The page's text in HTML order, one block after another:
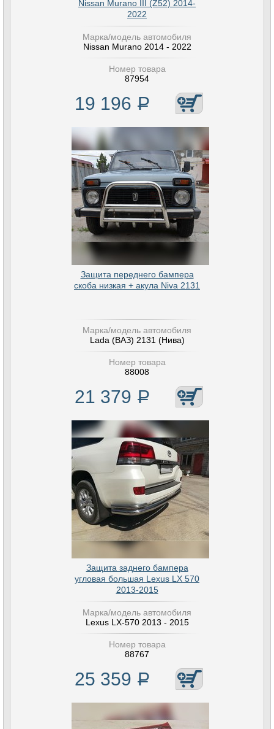
Nissan Murano III (Z52) 2014-
2022
Марка/модель автомобиля
Nissan Murano 2014 - 2022
Номер товара
87954
19 196 Р
Защита переднего бампера
скоба низкая + акула Niva 2131
Марка/модель автомобиля
Lada (ВАЗ) 2131 (Нива)
Номер товара
88008
21 379 Р
Защита заднего бампера
угловая большая Lexus LX 570
2013-2015
Марка/модель автомобиля
Lexus LX-570 2013 - 2015
Номер товара
88767
25 359 Р